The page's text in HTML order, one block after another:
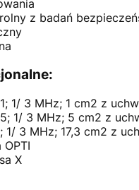
z badań
1/ 3 MHz; 1 cm2 z
1/ 3 MHz; 5 cm2 z
1/ 3 MHz; 17,3 cm2 z
X